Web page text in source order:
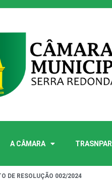
A CÂMARA
DE RESOLUÇÃO 002/2024